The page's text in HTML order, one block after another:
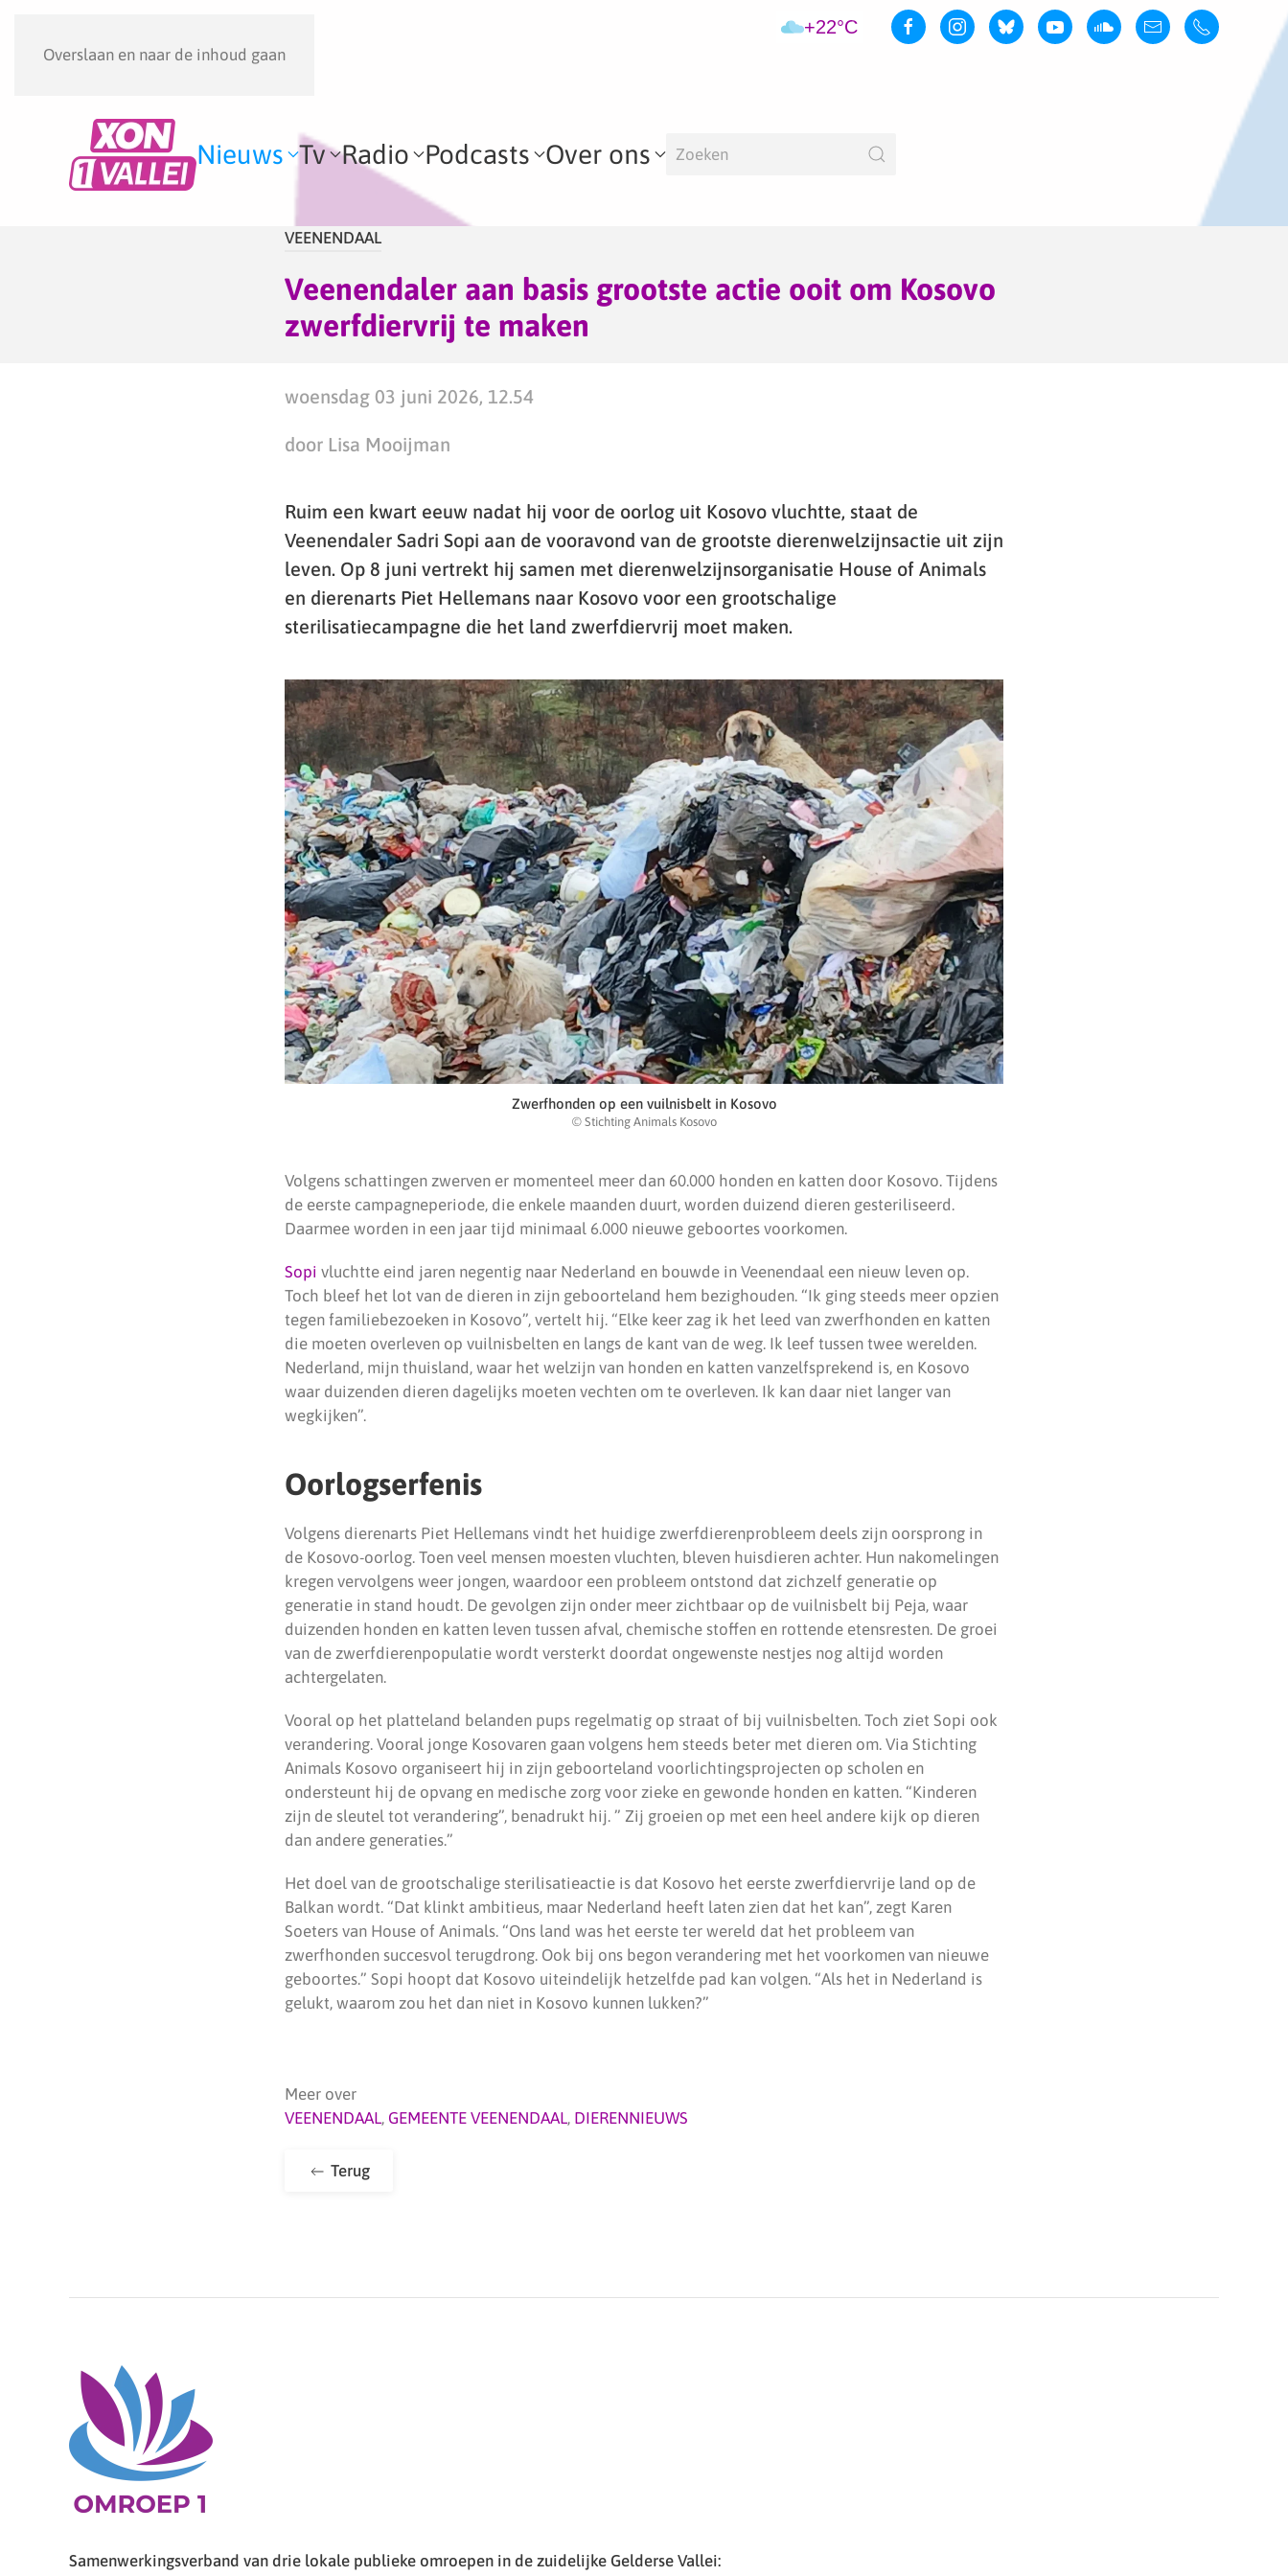
Overslaan en naar de inhoud gaan
+22°C
Nieuws Tv Radio Podcasts Over ons
VEENENDAAL
Veenendaler aan basis grootste actie ooit om Kosovo
zwerfdiervrij te maken
woensdag 03 juni 2026, 12.54
door Lisa Mooijman
Ruim een kwart eeuw nadat hij voor de oorlog uit Kosovo vluchtte, staat de
Veenendaler Sadri Sopi aan de vooravond van de grootste dierenwelzijnsactie uit zijn
leven. Op 8 juni vertrekt hij samen met dierenwelzijnsorganisatie House of Animals
en dierenarts Piet Hellemans naar Kosovo voor een grootschalige
sterilisatiecampagne die het land zwerfdiervrij moet maken.
Zwerfhonden op een vuilnisbelt in Kosovo
© Stichting Animals Kosovo
Volgens schattingen zwerven er momenteel meer dan 60.000 honden en katten door Kosovo. Tijdens
de eerste campagneperiode, die enkele maanden duurt, worden duizend dieren gesteriliseerd.
Daarmee worden in een jaar tijd minimaal 6.000 nieuwe geboortes voorkomen.
Sopi vluchtte eind jaren negentig naar Nederland en bouwde in Veenendaal een nieuw leven op.
Toch bleef het lot van de dieren in zijn geboorteland hem bezighouden. “Ik ging steeds meer opzien
tegen familiebezoeken in Kosovo”, vertelt hij. “Elke keer zag ik het leed van zwerfhonden en katten
die moeten overleven op vuilnisbelten en langs de kant van de weg. Ik leef tussen twee werelden.
Nederland, mijn thuisland, waar het welzijn van honden en katten vanzelfsprekend is, en Kosovo
waar duizenden dieren dagelijks moeten vechten om te overleven. Ik kan daar niet langer van
wegkijken”.
Oorlogserfenis
Volgens dierenarts Piet Hellemans vindt het huidige zwerfdierenprobleem deels zijn oorsprong in
de Kosovo-oorlog. Toen veel mensen moesten vluchten, bleven huisdieren achter. Hun nakomelingen
kregen vervolgens weer jongen, waardoor een probleem ontstond dat zichzelf generatie op
generatie in stand houdt. De gevolgen zijn onder meer zichtbaar op de vuilnisbelt bij Peja, waar
duizenden honden en katten leven tussen afval, chemische stoffen en rottende etensresten. De groei
van de zwerfdierenpopulatie wordt versterkt doordat ongewenste nestjes nog altijd worden
achtergelaten.
Vooral op het platteland belanden pups regelmatig op straat of bij vuilnisbelten. Toch ziet Sopi ook
verandering. Vooral jonge Kosovaren gaan volgens hem steeds beter met dieren om. Via Stichting
Animals Kosovo organiseert hij in zijn geboorteland voorlichtingsprojecten op scholen en
ondersteunt hij de opvang en medische zorg voor zieke en gewonde honden en katten. “Kinderen
zijn de sleutel tot verandering”, benadrukt hij. ” Zij groeien op met een heel andere kijk op dieren
dan andere generaties.”
Het doel van de grootschalige sterilisatieactie is dat Kosovo het eerste zwerfdiervrije land op de
Balkan wordt. “Dat klinkt ambitieus, maar Nederland heeft laten zien dat het kan”, zegt Karen
Soeters van House of Animals. “Ons land was het eerste ter wereld dat het probleem van
zwerfhonden succesvol terugdrong. Ook bij ons begon verandering met het voorkomen van nieuwe
geboortes.” Sopi hoopt dat Kosovo uiteindelijk hetzelfde pad kan volgen. “Als het in Nederland is
gelukt, waarom zou het dan niet in Kosovo kunnen lukken?”
Meer over
VEENENDAAL, GEMEENTE VEENENDAAL, DIERENNIEUWS
Terug
Samenwerkingsverband van drie lokale publieke omroepen in de zuidelijke Gelderse Vallei: